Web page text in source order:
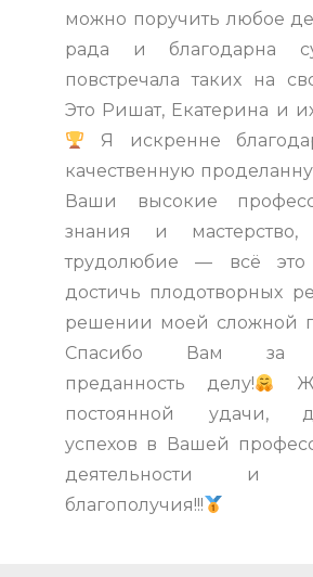
можно поручить любое
рада и благодарна
повстречала таких на
Это Ришат, Екатерина и
Я искренне
качественную
Ваши высокие
знания и мастерство,
трудолюбие — всё это
достичь плодотворных
решении моей сложной
Спасибо Вам за
преданность делу!
постоянной удачи,
успехов в Вашей
деятельности и
благополучия!!!